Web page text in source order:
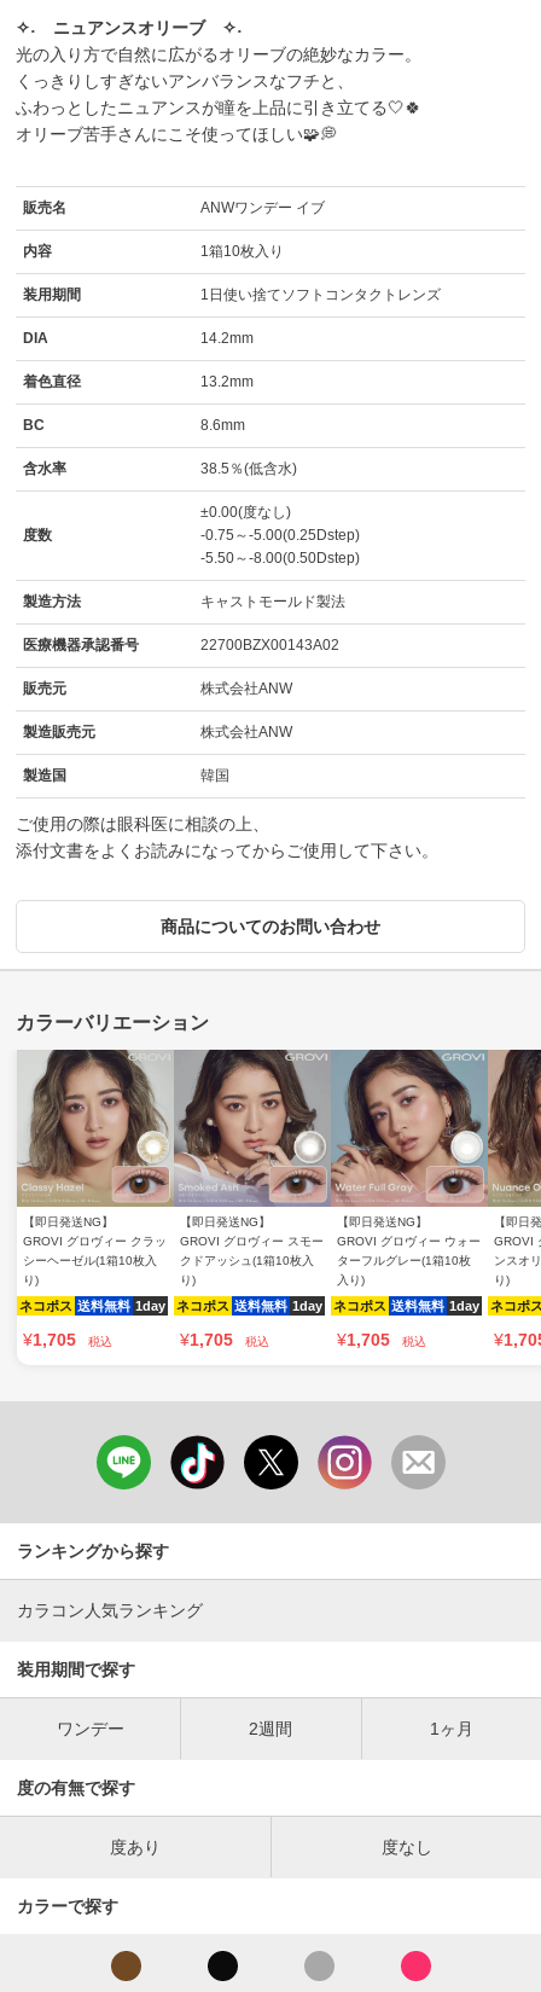
✧˖ ニュアンスオリーブ ✧˖
光の入り方で自然に広がるオリーブの絶妙なカラー。
くっきりしすぎないアンバランスなフチと、
ふわっとしたニュアンスが瞳を上品に引き立てる🤍🍀
オリーブ苦手さんにこそ使ってほしい🧩💭
販売名 ANWワンデー イブ
内容 1箱10枚入り
装用期間 1日使い捨てソフトコンタクトレンズ
DIA 14.2mm
着色直径 13.2mm
BC 8.6mm
含水率 38.5％(低含水)
度数
±0.00(度なし)
-0.75～-5.00(0.25Dstep)
-5.50～-8.00(0.50Dstep)
製造方法 キャストモールド製法
医療機器承認番号 22700BZX00143A02
販売元 株式会社ANW
製造販売元 株式会社ANW
製造国 韓国
ご使用の際は眼科医に相談の上、
添付文書をよくお読みになってからご使用して下さい。
商品についてのお問い合わせ
【即日発送NG】
GROVI グロヴィー クラッ
シーヘーゼル(1箱10枚入
り)
ネコポス 送料無料 1day
¥1,705 税込
【即日発送NG】
GROVI グロヴィー スモー
クドアッシュ(1箱10枚入
り)
ネコポス 送料無料 1day
¥1,705 税込
【即日発送NG】
GROVI グロヴィー ウォー
ターフルグレー(1箱10枚
入り)
ネコポス 送料無料 1day
¥1,705 税込
【即日
GROVI
ンスオ
り)
ネコポ
¥
ランキングから探す
カラコン人気ランキング
装用期間で探す
ワンデー 2週間 1ヶ月
度の有無で探す
度あり 度なし
カラーで探す